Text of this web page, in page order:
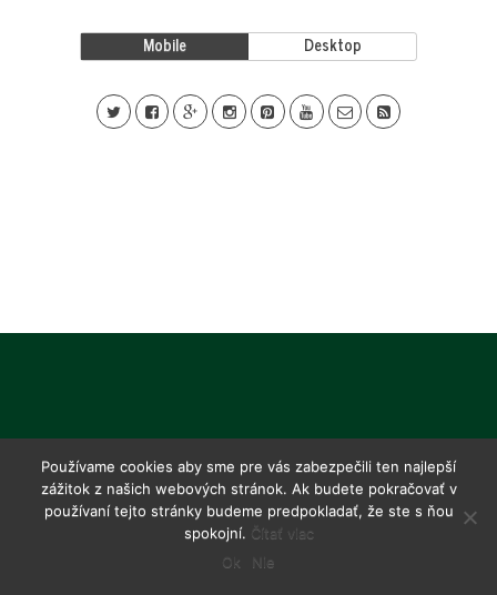
Mobile Desktop
Používame cookies aby sme pre vás zabezpečili ten najlepší
zážitok z našich webových stránok. Ak budete pokračovať v
používaní tejto stránky budeme predpokladať, že ste s ňou
spokojní. Čítať viac
Ok
Nie